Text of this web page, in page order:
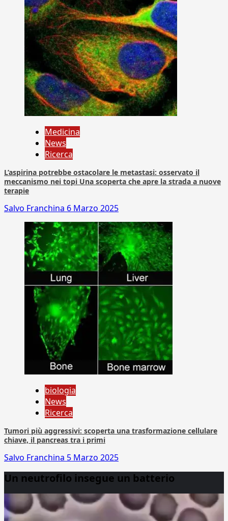
Medicina
News
Ricerca
L’aspirina potrebbe ostacolare le metastasi: osservato il
meccanismo nei topi Una scoperta che apre la strada a nuove
terapie
Salvo Franchina 6 Marzo 2025
biologia
News
Ricerca
Tumori più aggressivi: scoperta una trasformazione cellulare
chiave, il pancreas tra i primi
Salvo Franchina 5 Marzo 2025
Un neutrofilo insegue un batterio
Player